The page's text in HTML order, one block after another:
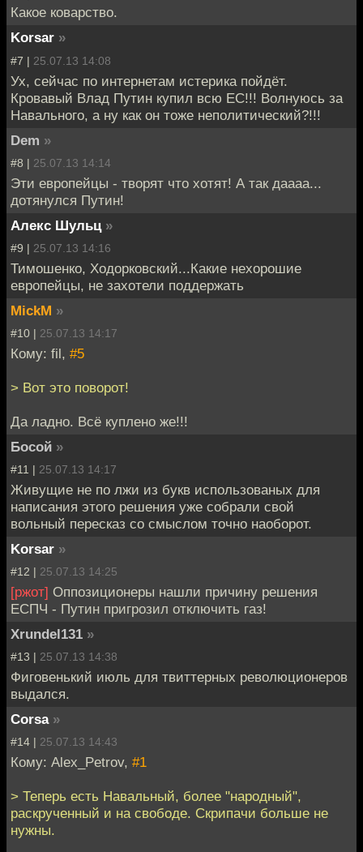
Какое коварство.
Korsar »
#7 | 25.07.13 14:08
Ух, сейчас по интернетам истерика пойдёт.
Кровавый Влад Путин купил всю ЕС!!! Волнуюсь за
Навального, а ну как он тоже неполитический?!!!
Dem »
#8 | 25.07.13 14:14
Эти европейцы - творят что хотят! А так даааа...
дотянулся Путин!
Алекс Шульц »
#9 | 25.07.13 14:16
Тимошенко, Ходорковский...Какие нехорошие
европейцы, не захотели поддержать
MickM »
#10 | 25.07.13 14:17
Кому: fil, #5
> Вот это поворот!
Да ладно. Всё куплено же!!!
Босой »
#11 | 25.07.13 14:17
Живущие не по лжи из букв использованых для
написания этого решения уже собрали свой
вольный пересказ со смыслом точно наоборот.
Korsar »
#12 | 25.07.13 14:25
[ржот] Оппозиционеры нашли причину решения
ЕСПЧ - Путин пригрозил отключить газ!
Xrundel131 »
#13 | 25.07.13 14:38
Фиговенький июль для твиттерных революционеров
выдался.
Corsa »
#14 | 25.07.13 14:43
Кому: Alex_Petrov, #1
> Теперь есть Навальный, более "народный",
раскрученный и на свободе. Скрипачи больше не
нужны.